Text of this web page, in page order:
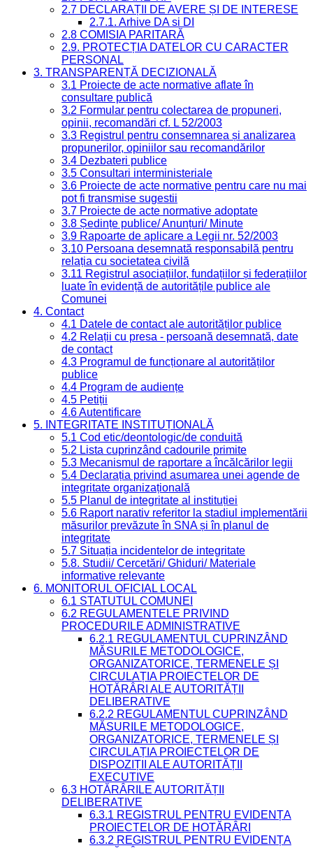
2.7 DECLARAȚII DE AVERE ȘI DE INTERESE
2.7.1. Arhive DA si DI
2.8 COMISIA PARITARĂ
2.9. PROTECȚIA DATELOR CU CARACTER
PERSONAL
3. TRANSPARENȚĂ DECIZIONALĂ
3.1 Proiecte de acte normative aflate în
consultare publică
3.2 Formular pentru colectarea de propuneri,
opinii, recomandări cf. L 52/2003
3.3 Registrul pentru consemnarea și analizarea
propunerilor, opiniilor sau recomandărilor
3.4 Dezbateri publice
3.5 Consultari interministeriale
3.6 Proiecte de acte normative pentru care nu mai
pot fi transmise sugestii
3.7 Proiecte de acte normative adoptate
3.8 Ședințe publice/ Anunțuri/ Minute
3.9 Rapoarte de aplicare a Legii nr. 52/2003
3.10 Persoana desemnată responsabilă pentru
relația cu societatea civilă
3.11 Registrul asociațiilor, fundațiilor și federațiilor
luate în evidență de autoritățile publice ale
Comunei
4. Contact
4.1 Datele de contact ale autorităților publice
4.2 Relații cu presa - persoană desemnată, date
de contact
4.3 Programul de funcționare al autorităților
publice
4.4 Program de audiențe
4.5 Petiții
4.6 Autentificare
5. INTEGRITATE INSTITUȚIONALĂ
5.1 Cod etic/deontologic/de conduită
5.2 Lista cuprinzând cadourile primite
5.3 Mecanismul de raportare a încălcărilor legii
5.4 Declarația privind asumarea unei agende de
integritate organizațională
5.5 Planul de integritate al instituției
5.6 Raport narativ referitor la stadiul implementării
măsurilor prevăzute în SNA și în planul de
integritate
5.7 Situația incidentelor de integritate
5.8. Studii/ Cercetări/ Ghiduri/ Materiale
informative relevante
6. MONITORUL OFICIAL LOCAL
6.1 STATUTUL COMUNEI
6.2 REGULAMENTELE PRIVIND
PROCEDURILE ADMINISTRATIVE
6.2.1 REGULAMENTUL CUPRINZÂND
MĂSURILE METODOLOGICE,
ORGANIZATORICE, TERMENELE ȘI
CIRCULAȚIA PROIECTELOR DE
HOTĂRÂRI ALE AUTORITĂȚII
DELIBERATIVE
6.2.2 REGULAMENTUL CUPRINZÂND
MĂSURILE METODOLOGICE,
ORGANIZATORICE, TERMENELE ȘI
CIRCULAȚIA PROIECTELOR DE
DISPOZIȚII ALE AUTORITĂȚII
EXECUTIVE
6.3 HOTĂRÂRILE AUTORITĂȚII
DELIBERATIVE
6.3.1 REGISTRUL PENTRU EVIDENȚA
PROIECTELOR DE HOTĂRÂRI
6.3.2 REGISTRUL PENTRU EVIDENȚA